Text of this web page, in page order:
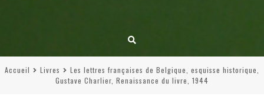
Accueil Livres
Les lettres françaises de Belgique, esquisse historique,
Gustave Charlier, Renaissance du livre, 1944